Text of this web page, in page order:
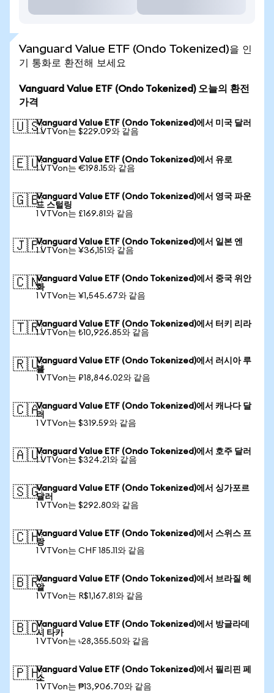
Vanguard Value ETF (Ondo Tokenized)을 인
기 통화로 환전해 보세요
Vanguard Value ETF (Ondo Tokenized) 오늘의 환전
가격
🇺🇸Vanguard Value ETF (Ondo Tokenized)에서 미국 달러
1 VTVon는 $229.09와 같음
🇪🇺Vanguard Value ETF (Ondo Tokenized)에서 유로
1 VTVon는 €198.15와 같음
🇬🇧Vanguard Value ETF (Ondo Tokenized)에서 영국 파운
드 스털링
1 VTVon는 £169.81와 같음
🇯🇵Vanguard Value ETF (Ondo Tokenized)에서 일본 엔
1 VTVon는 ¥36,151와 같음
🇨🇳Vanguard Value ETF (Ondo Tokenized)에서 중국 위안
화
1 VTVon는 ¥1,545.67와 같음
🇹🇷Vanguard Value ETF (Ondo Tokenized)에서 터키 리라
1 VTVon는 ₺10,926.85와 같음
🇷🇺Vanguard Value ETF (Ondo Tokenized)에서 러시아 루
블
1 VTVon는 ₽18,846.02와 같음
🇨🇦Vanguard Value ETF (Ondo Tokenized)에서 캐나다 달
러
1 VTVon는 $319.59와 같음
🇦🇺Vanguard Value ETF (Ondo Tokenized)에서 호주 달러
1 VTVon는 $324.21와 같음
🇸🇬Vanguard Value ETF (Ondo Tokenized)에서 싱가포르
달러
1 VTVon는 $292.80와 같음
🇨🇭Vanguard Value ETF (Ondo Tokenized)에서 스위스 프
랑
1 VTVon는 CHF 185.11와 같음
🇧🇷Vanguard Value ETF (Ondo Tokenized)에서 브라질 헤
알
1 VTVon는 R$1,167.81와 같음
🇧🇩Vanguard Value ETF (Ondo Tokenized)에서 방글라데
시 타카
1 VTVon는 ৳28,355.50와 같음
🇵🇭Vanguard Value ETF (Ondo Tokenized)에서 필리핀 페
소
1 VTVon는 ₱13,906.70와 같음